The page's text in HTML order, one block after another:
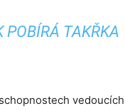
TAKŘKA
vedoucích